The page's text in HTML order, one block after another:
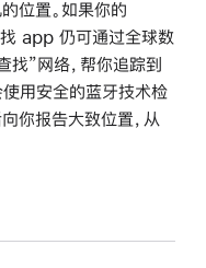
位置。如果你的
app 仍可通过全球数
”网络，帮你追踪到
用安全的蓝牙技术检
你报告大致位置，从